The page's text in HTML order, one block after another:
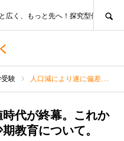
広く、もっと先へ！探究型個別指導
験 人口減により遂に偏差値時代が終幕。これからの入試とあるべき幼少期教育について。
代が終幕。これか
教育について。